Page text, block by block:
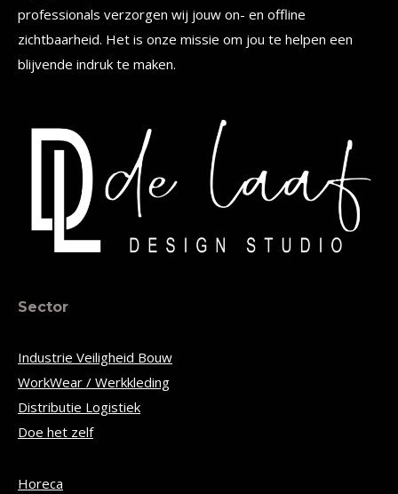
professionals verzorgen wij jouw on- en offline
zichtbaarheid. Het is onze missie om jou te helpen een
blijvende indruk te maken.
Sector
Industrie Veiligheid Bouw
WorkWear / Werkkleding
Distributie Logistiek
Doe het zelf
Horeca